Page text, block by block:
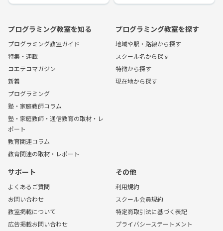
プログラミング教室を知る
プログラミング教室ガイド
特集・連載
コエテコマガジン
新着
プログラミング
塾・家庭教師コラム
塾・家庭教師・通信教育の取材・レ
ポート
教育関連コラム
教育関連の取材・レポート
プログラミング教室を探す
地域や駅・路線から探す
スクール名から探す
特徴から探す
現在地から探す
サポート
よくあるご質問
お問い合わせ
教室掲載について
広告掲載お問い合わせ
その他
利用規約
スクール会員規約
特定商取引法に基づく表記
プライバシーステートメント